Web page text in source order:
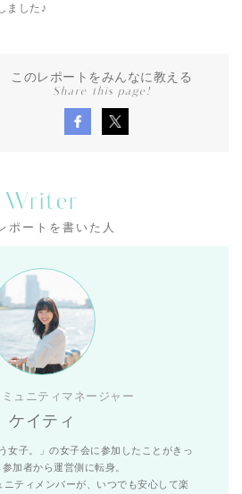
ました♪
このレポートをみんなに教える
Share this page!
Writer
ポートを書いた人
ュニティマネージャー
ケイティ
女子。」の女子会に参加したことがきっ
加者から運営側に転身。
ティメンバーが、いつでも安心して楽